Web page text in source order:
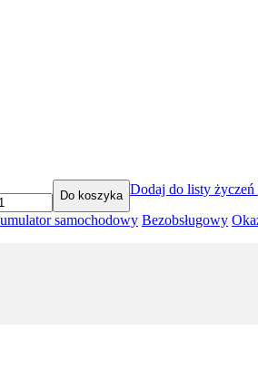
Do koszyka Dodaj do listy życzeń
samochodowy Bezobsługowy